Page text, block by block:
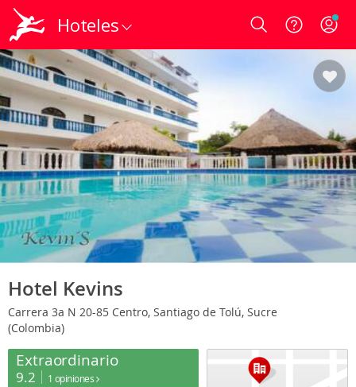
Hoteles Login
Hotel Kevins
Carrera 3a N 20-85 Centro, Santiago de Tolú, Sucre
(Colombia)
Extraordinario
9.2 1 opiniones